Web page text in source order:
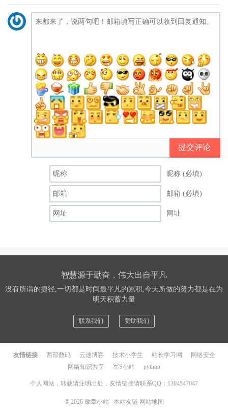
提交评论
昵称 (必填)
邮箱 (必填)
网址
智慧源于勤奋，伟大出自平凡
没有所谓的捷径,一切都是时间最平凡的累积,今天所做的努力都是在为
明天积蓄力量
联系我们 赞助我们
友情链接 西部数码 云速博客 技术小学生 站长学习网
网络安全
网络知识共享
军S小站 python
个人网站，转载请注明出处，友情链接请联系QQ：1304547047
© 2026 豫章小站 本站友链 网站地图